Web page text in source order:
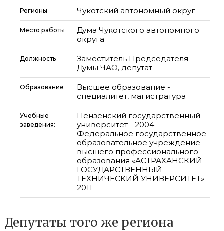
Регионы Чукотский автономный округ
Место работы
Дума Чукотского автономного
округа
Должность
Заместитель Председателя
Думы ЧАО, депутат
Образование
Высшее образование -
специалитет, магистратура
Учебные
заведения:
Пензенский государственный
университет - 2004
Федеральное государственное
образовательное учреждение
высшего профессионального
образования «АСТРАХАНСКИЙ
ГОСУДАРСТВЕННЫЙ
ТЕХНИЧЕСКИЙ УНИВЕРСИТЕТ» -
2011
Депутаты того же региона